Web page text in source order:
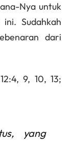
Nya untuk
Sudahkah
dari
9, 10, 13;
yang